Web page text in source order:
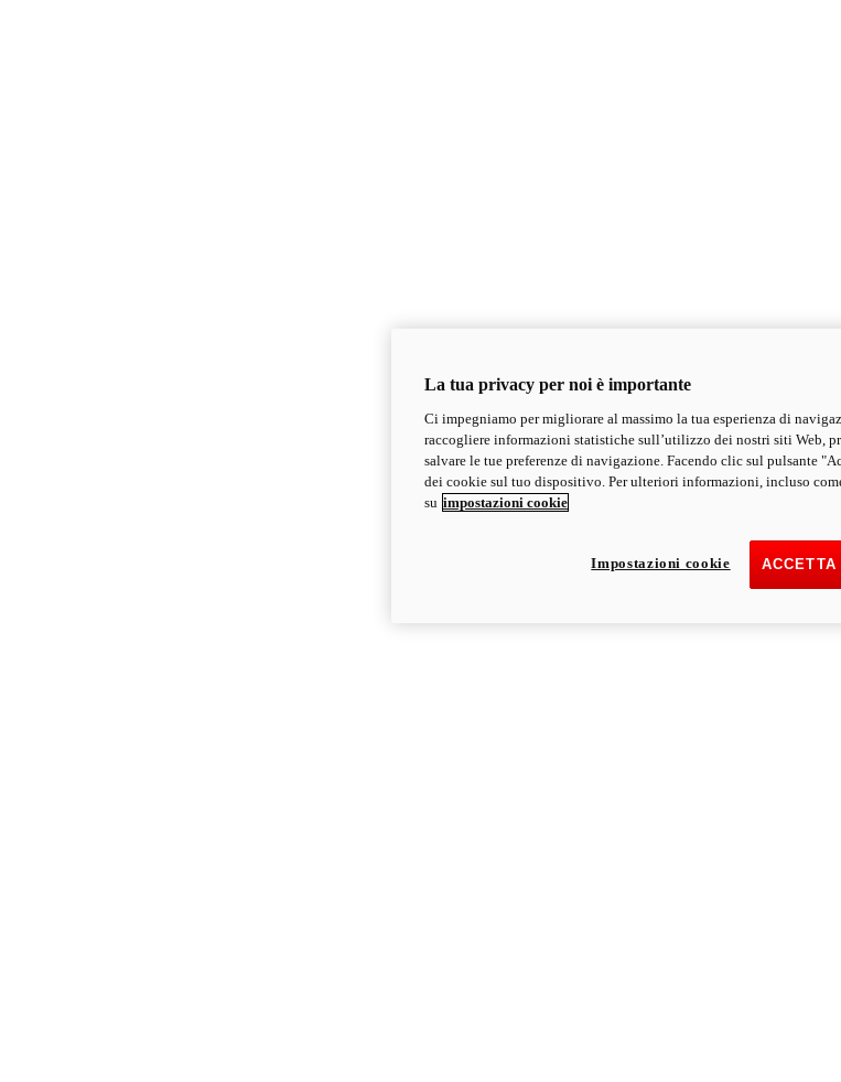
La tua privacy per noi è importante
Ci impegniamo per migliorare al massimo la tua esperienza di
raccogliere informazioni statistiche sull’utilizzo dei nostri siti Web,
salvare le tue preferenze di navigazione. Facendo clic sul pulsante
dei cookie sul tuo dispositivo. Per ulteriori informazioni, incluso
su impostazioni cookie
Impostazioni cookie